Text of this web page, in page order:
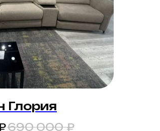
Глория
690 000 ₽